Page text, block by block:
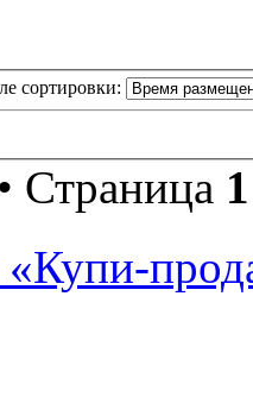
сортировки:
Страница 1
«Купи-